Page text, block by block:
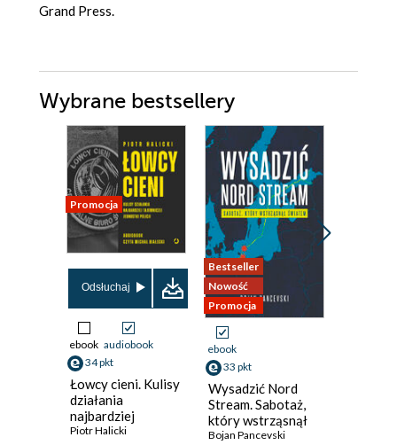
Grand Press.
Wybrane bestsellery
Promocja
Odsłuchaj
ebook audiobook
34 pkt
Łowcy cieni. Kulisy
działania
najbardziej
tajemniczej
Piotr Halicki
Bestseller
Nowość
Promocja
ebook
33 pkt
Wysadzić Nord
Stream. Sabotaż,
który wstrząsnął
światem
Bojan Pancevski